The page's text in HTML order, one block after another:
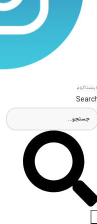
اینستاگرام